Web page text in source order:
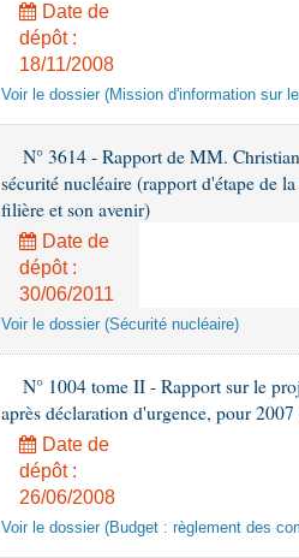
Date de
dépôt :
18/11/2008
Voir le dossier (Mission d'information sur
N° 3614 - Rapport de MM.
sécurité nucléaire (rapport d'étape de
filière et son avenir)
Date de
dépôt :
30/06/2011
Voir le dossier (Sécurité nucléaire)
N° 1004 tome II - Rapport sur le
après déclaration d'urgence, pour
Date de
dépôt :
26/06/2008
Voir le dossier (Budget : règlement des